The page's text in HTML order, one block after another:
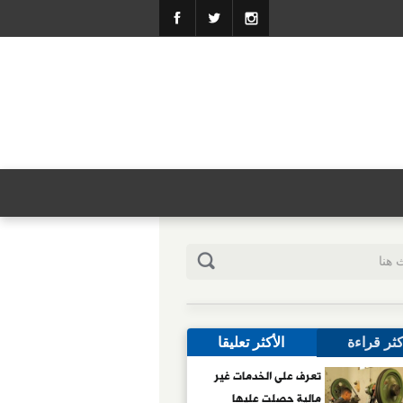
قراءة الأكثر تعليقا
تعرف على الخدمات غير